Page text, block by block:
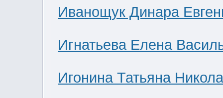
Иванощук Динара
Игнатьева Елена
Игонина Татьяна